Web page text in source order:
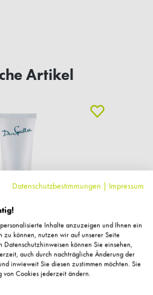
Artikel
Handcreme, 75ml
Datenschutzbestimmungen | Impressum
Inhalte anzuzeigen und Ihnen ein
zu können, nutzen wir auf unserer Seite
Datenschutzhinweisen können Sie einsehen,
auch durch nachträgliche Änderung der
inwieweit Sie diesen zustimmen möchten. Sie
von Cookies jederzeit ändern.